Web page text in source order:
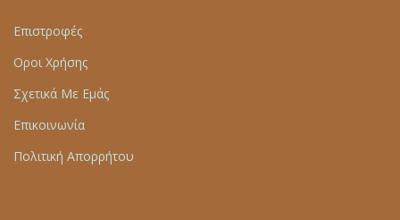
Επιστροφές
Οροι Χρήσης
Σχετικά Με Εμάς
Επικοινωνία
Πολιτική Απορρήτου